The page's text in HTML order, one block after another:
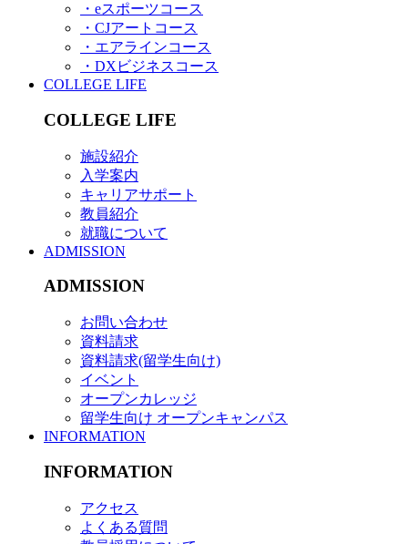
・eスポーツコース
・CJアートコース
・エアラインコース
・DXビジネスコース
COLLEGE LIFE
COLLEGE LIFE
施設紹介
入学案内
キャリアサポート
教員紹介
就職について
ADMISSION
ADMISSION
お問い合わせ
資料請求
資料請求(留学生向け)
イベント
オープンカレッジ
留学生向け オープンキャンパス
INFORMATION
INFORMATION
アクセス
よくある質問